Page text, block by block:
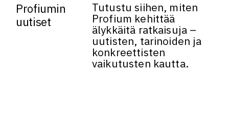
Profiumin
uutiset
Tutustu siihen, miten
Profium kehittää
älykkäitä ratkaisuja –
uutisten, tarinoiden ja
konkreettisten
vaikutusten kautta.